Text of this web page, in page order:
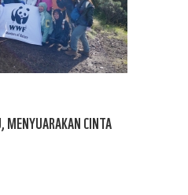
MENYUARAKAN CINTA